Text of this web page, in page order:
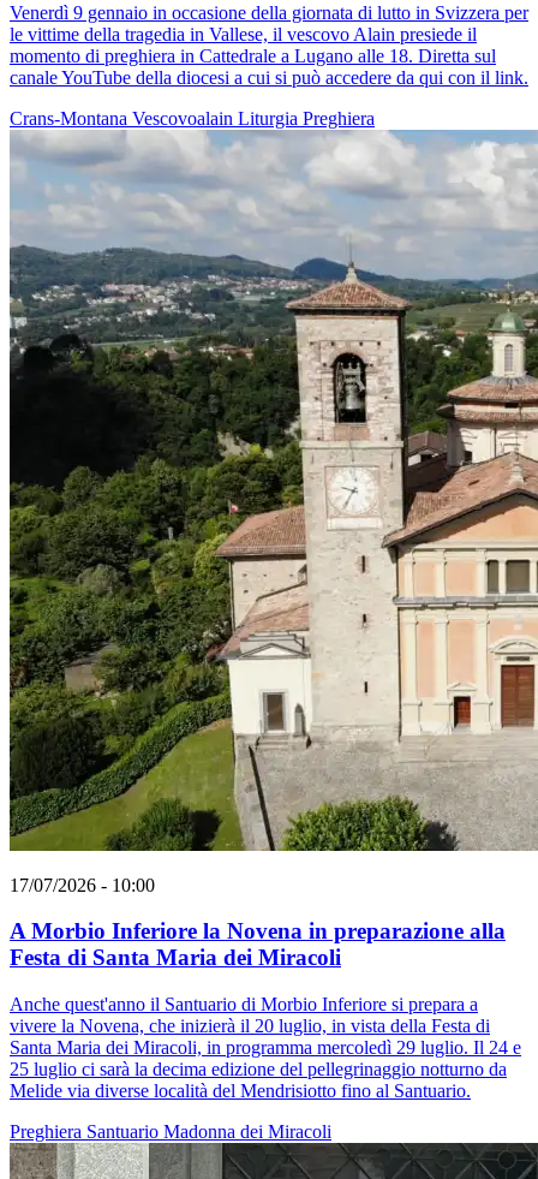
Venerdì 9 gennaio in occasione della giornata di lutto in Svizzera per
le vittime della tragedia in Vallese, il vescovo Alain presiede il
momento di preghiera in Cattedrale a Lugano alle 18. Diretta sul
canale YouTube della diocesi a cui si può accedere da qui con il link.
Crans-Montana Vescovoalain Liturgia Preghiera
17/07/2026 - 10:00
A Morbio Inferiore la Novena in preparazione alla
Festa di Santa Maria dei Miracoli
Anche quest'anno il Santuario di Morbio Inferiore si prepara a
vivere la Novena, che inizierà il 20 luglio, in vista della Festa di
Santa Maria dei Miracoli, in programma mercoledì 29 luglio. Il 24 e
25 luglio ci sarà la decima edizione del pellegrinaggio notturno da
Melide via diverse località del Mendrisiotto fino al Santuario.
Preghiera Santuario Madonna dei Miracoli